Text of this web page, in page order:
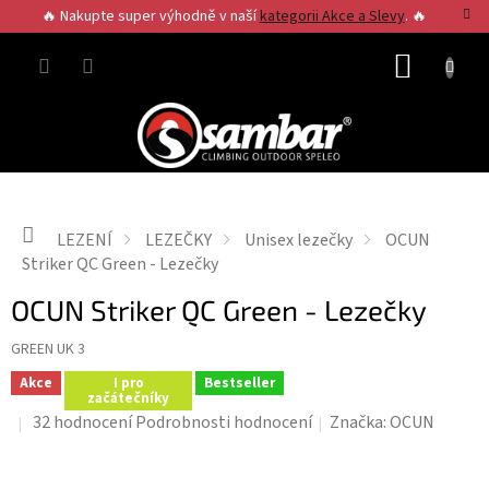
na
obsah
🔥 Nakupte super výhodně v našíkategorii Akce a Slevy. 🔥
Domů
LEZENÍ LEZEČKY Unisex lezečky
OCUN
Striker QC Green - Lezečky
OCUN Striker QC Green - Lezečky
GREEN UK 3
Akce I pro
začátečníky
Bestseller
Průměrné
32 hodnocení Podrobnosti hodnocení Značka:OCUN